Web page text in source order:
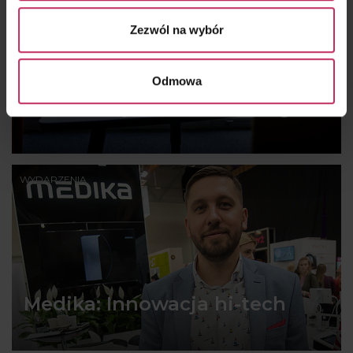
Zezwól na wybór
Odmowa
Nowe miejsce, nowa energia
WYDARZENIA
Medika: Innowacja hi-tech